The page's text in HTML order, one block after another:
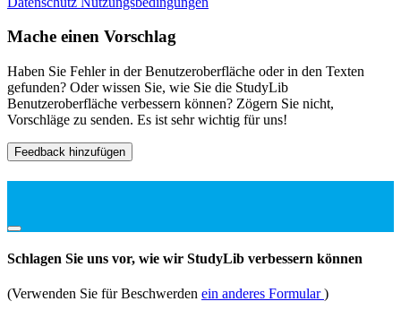
Mache einen Vorschlag
Haben Sie Fehler in der Benutzeroberfläche oder in den Texten
gefunden? Oder wissen Sie, wie Sie die StudyLib
Benutzeroberfläche verbessern können? Zögern Sie nicht,
Vorschläge zu senden. Es ist sehr wichtig für uns!
Feedback hinzufügen
Schlagen Sie uns vor, wie wir StudyLib verbessern können
(Verwenden Sie für Beschwerden ein anderes Formular)